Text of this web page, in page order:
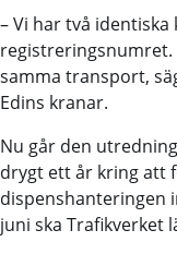
– Vi har två
registreringsnumret.
samma transport,
Edins kranar.
Nu går den
drygt ett år kring att
dispenshanteringen
juni ska Trafikverket